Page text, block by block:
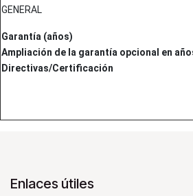
GENERAL
Garantía (años)
Ampliación de la garantía opcional en
Directivas/Certificación
Enlaces útiles